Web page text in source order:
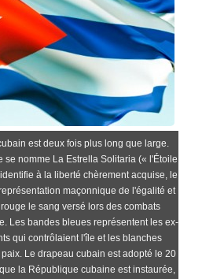
est deux fois plus long que large.
se nomme La Estrella Solitaria (« l'Étoile
à la liberté chèrement acquise, le
maçonnique de l'égalité et
le sang versé lors des combats
Les bandes bleues représentent les ex-
qui contrôlaient l'île et les blanches
Le drapeau cubain est adopté le 20
la République cubaine est instaurée,